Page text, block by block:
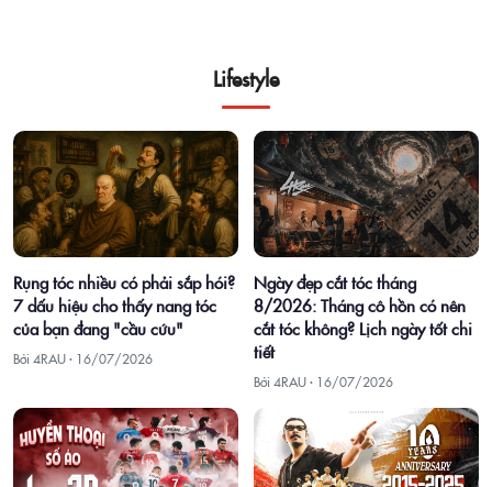
Lifestyle
Rụng tóc nhiều có phải sắp hói?
7 dấu hiệu cho thấy nang tóc
của bạn đang "cầu cứu"
Bởi 4RAU · 16/07/2026
Ngày đẹp cắt tóc tháng
8/2026: Tháng cô hồn có nên
cắt tóc không? Lịch ngày tốt chi
tiết
Bởi 4RAU · 16/07/2026